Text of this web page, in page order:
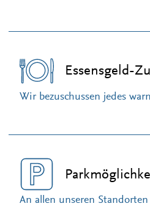
Essensgeld-
Wir bezuschussen jedes
An allen unseren